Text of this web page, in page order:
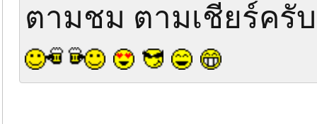
ตามชม ตามเชียร์ค